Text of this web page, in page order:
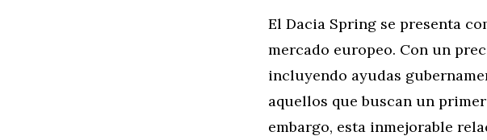
El Dacia Spring se presenta
mercado europeo. Con un
incluyendo ayudas
aquellos que buscan un
embargo, esta inmejorable